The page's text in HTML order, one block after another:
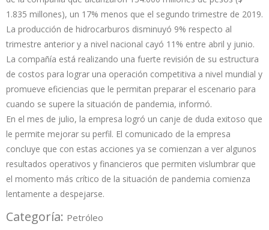
1.835 millones), un 17% menos que el segundo trimestre de 2019.
La producción de hidrocarburos disminuyó 9% respecto al
trimestre anterior y a nivel nacional cayó 11% entre abril y junio.
La compañía está realizando una fuerte revisión de su estructura
de costos para lograr una operación competitiva a nivel mundial y
promueve eficiencias que le permitan preparar el escenario para
cuando se supere la situación de pandemia, informó.
En el mes de julio, la empresa logró un canje de duda exitoso que
le permite mejorar su perfil. El comunicado de la empresa
concluye que con estas acciones ya se comienzan a ver algunos
resultados operativos y financieros que permiten vislumbrar que
el momento más crítico de la situación de pandemia comienza
lentamente a despejarse.
Categoría: Petróleo